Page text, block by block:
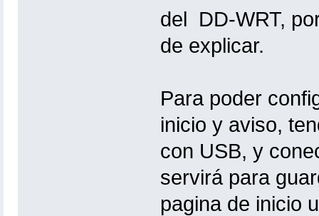
del DD-WRT,
de explicar.
Para poder
inicio y aviso,
con USB, y
servirá para
pagina de inicio